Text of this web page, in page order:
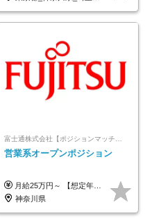
営業系オープンポジション
月給25万円～ 【想定年収】 400万円～1000万円（残業代及び諸手当込） ※ご経験、前年収、ご年齢に応じて決定します。
神奈川県